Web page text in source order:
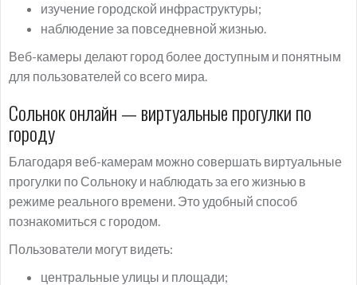
изучение городской инфраструктуры;
наблюдение за повседневной жизнью.
Веб-камеры делают город более доступным и понятным
для пользователей со всего мира.
Сольнок онлайн — виртуальные прогулки по
городу
Благодаря веб-камерам можно совершать виртуальные
прогулки по Сольноку и наблюдать за его жизнью в
режиме реального времени. Это удобный способ
познакомиться с городом.
Пользователи могут видеть:
центральные улицы и площади;